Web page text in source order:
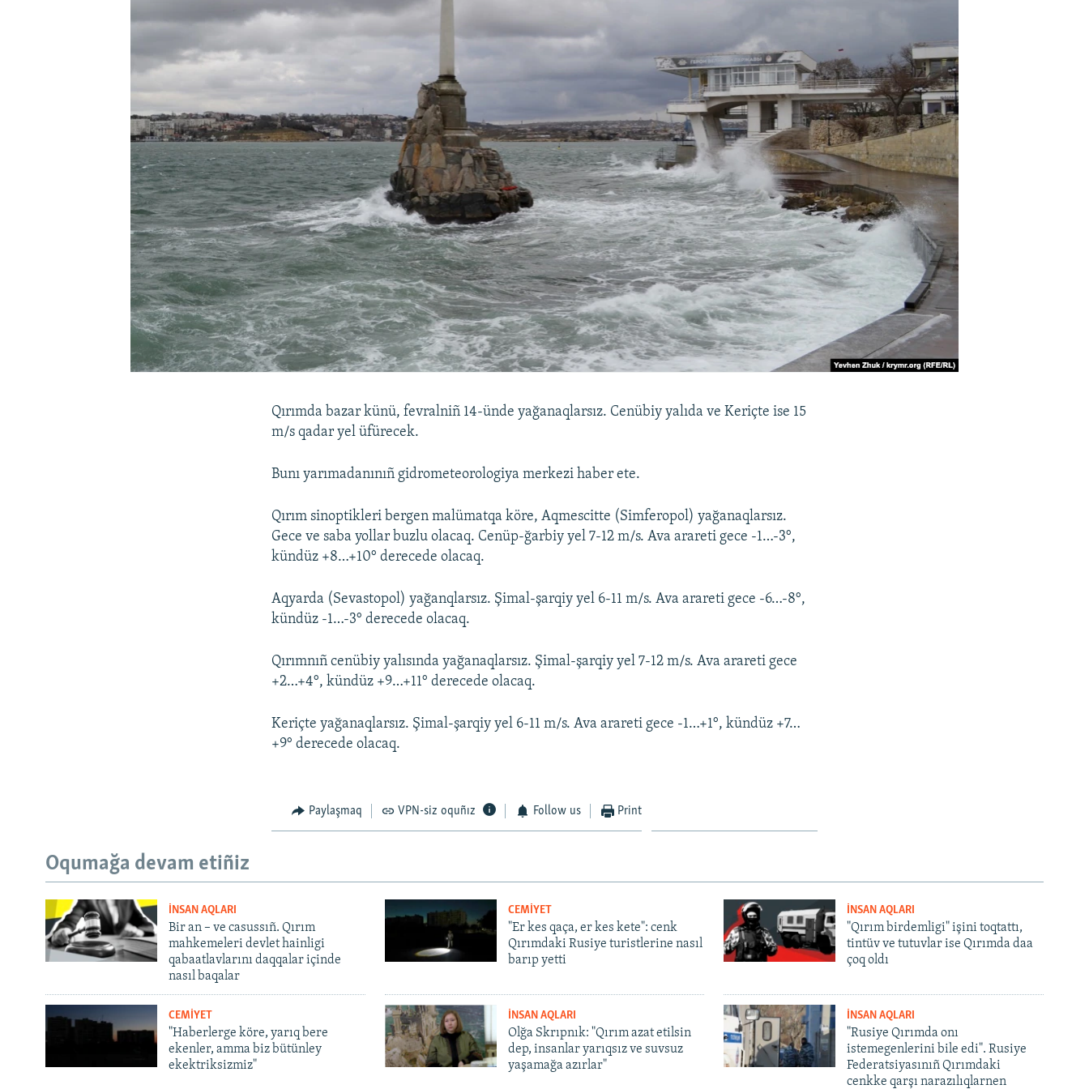
Qırımda bazar künü, fevralniñ 14-ünde yağanaqlarsız. Cenübiy yalıda ve Keriçte ise 15
m/s qadar yel üfürecek.
Bunı yarımadanınıñ gidrometeorologiya merkezi haber ete.
Qırım sinoptikleri bergen malümatqa köre, Aqmescitte (Simferopol) yağanaqlarsız.
Gece ve saba yollar buzlu olacaq. Cenüp-ğarbiy yel 7-12 m/s. Ava arareti gece -1…-3°,
kündüz +8…+10° derecede olacaq.
Aqyarda (Sevastopol) yağanqlarsız. Şimal-şarqiy yel 6-11 m/s. Ava arareti gece -6…-8°,
kündüz -1…-3° derecede olacaq.
Qırımnıñ cenübiy yalısında yağanaqlarsız. Şimal-şarqiy yel 7-12 m/s. Ava arareti gece
+2…+4°, kündüz +9…+11° derecede olacaq.
Keriçte yağanaqlarsız. Şimal-şarqiy yel 6-11 m/s. Ava arareti gece -1…+1°, kündüz +7…
+9° derecede olacaq.
Paylaşmaq VPN-siz oquñız Follow us Print
Oqumağa devam etiñiz
İNSAN AQLARI
Bir an – ve casussıñ. Qırım
mahkemeleri devlet hainligi
qabaatlavlarını daqqalar içinde
nasıl baqalar
CEMİYET
"Er kes qaça, er kes kete": cenk
Qırımdaki Rusiye turistlerine nasıl
barıp yetti
İNSAN AQLARI
"Qırım birdemligi" işini toqtattı,
tintüv ve tutuvlar ise Qırımda daa
çoq oldı
CEMİYET
"Haberlerge köre, yarıq bere
ekenler, amma biz bütünley
ekektriksizmiz"
İNSAN AQLARI
Olğa Skrıpnık: "Qırım azat etilsin
dep, insanlar yarıqsız ve suvsuz
yaşamağa azırlar"
İNSAN AQLARI
"Rusiye Qırımda onı
istemegenlerini bile edi". Rusiye
Federatsiyasınıñ Qırımdaki
cenkke qarşı narazılıqlarnen